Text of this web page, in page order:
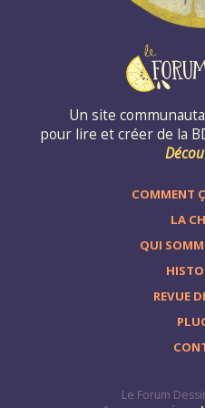
Un site
pour lire et créer de la
COMMENT
LA
QUI
REVUE
Le Forum